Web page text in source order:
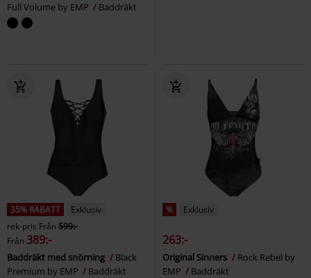
Full Volume by EMP
Baddräkt
35% RABATT
Exklusiv
rek-pris Från599:-
Från 389:-
Baddräkt med snörning
Black
Premium by EMP
Baddräkt
% Exklusiv
263:-
Original Sinners
Rock Rebel by
EMP
Baddräkt